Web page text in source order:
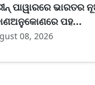
ପାୱାରରେ ଭାରତର
ପହ...
08, 2026